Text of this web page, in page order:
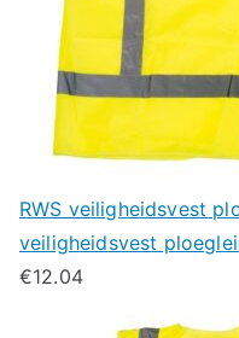
RWS veiligheidsvest
veiligheidsvest
€12.04